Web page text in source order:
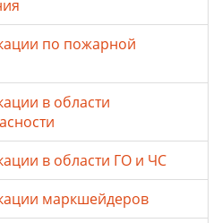
по пожарной
в области
в области ГО и ЧС
маркшейдеров